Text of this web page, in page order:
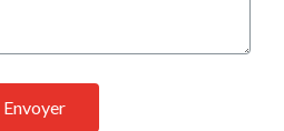
Envoyer